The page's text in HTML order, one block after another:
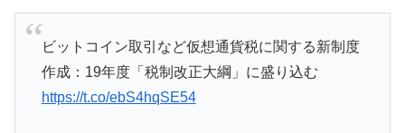
ビットコイン取引など仮想通貨税に関する新制度
作成：19年度「税制改正大綱」に盛り込む
https://t.co/ebS4hqSE54